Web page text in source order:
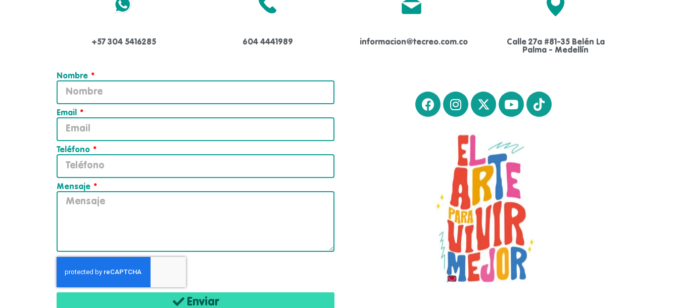
+57 304 5416285 604 4441989 informacion@tecreo.com.co
Calle 27a #81-35 Belén La
Palma - Medellín
Nombre
Email
Teléfono
Mensaje
Enviar